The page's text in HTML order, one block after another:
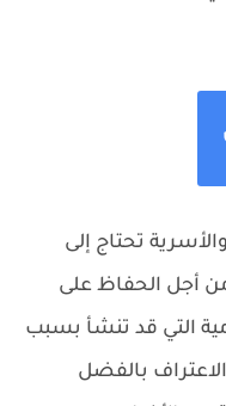
تحتاج إلى
أجل الحفاظ على
التي قد تنشأ بسبب
بالفضل